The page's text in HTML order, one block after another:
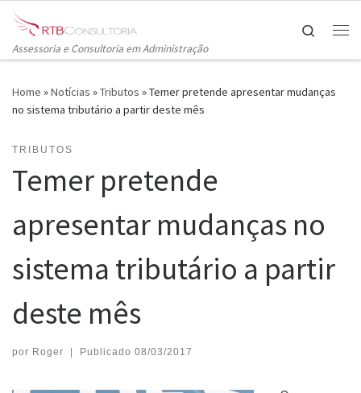
Skip to content
Assessoria e Consultoria em Administração
Search
Home »Notícias »Tributos »Temer pretende apresentar mudanças
no sistema tributário a partir deste mês
TRIBUTOS
Temer pretende
apresentar mudanças no
sistema tributário a partir
deste mês
por Roger | Publicado 08/03/2017